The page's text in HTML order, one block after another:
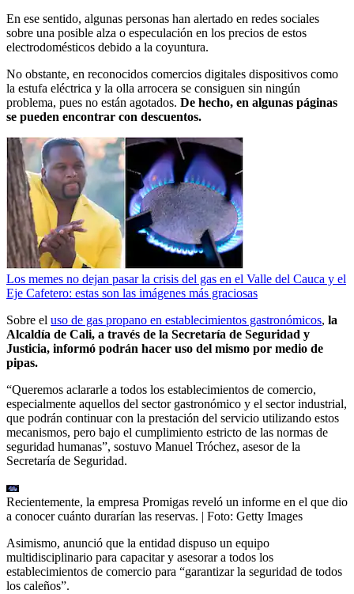
En ese sentido, algunas personas han alertado en redes sociales
sobre una posible alza o especulación en los precios de estos
electrodomésticos debido a la coyuntura.
No obstante, en reconocidos comercios digitales dispositivos como
la estufa eléctrica y la olla arrocera se consiguen sin ningún
problema, pues no están agotados. De hecho, en algunas páginas
se pueden encontrar con descuentos.
Los memes no dejan pasar la crisis del gas en el Valle del Cauca y el
Eje Cafetero: estas son las imágenes más graciosas
Sobre el uso de gas propano en establecimientos gastronómicos, la
Alcaldía de Cali, a través de la Secretaría de Seguridad y
Justicia, informó podrán hacer uso del mismo por medio de
pipas.
“Queremos aclararle a todos los establecimientos de comercio,
especialmente aquellos del sector gastronómico y el sector industrial,
que podrán continuar con la prestación del servicio utilizando estos
mecanismos, pero bajo el cumplimiento estricto de las normas de
seguridad humanas”, sostuvo Manuel Tróchez, asesor de la
Secretaría de Seguridad.
Recientemente, la empresa Promigas reveló un informe en el que dio
a conocer cuánto durarían las reservas. | Foto: Getty Images
Asimismo, anunció que la entidad dispuso un equipo
multidisciplinario para capacitar y asesorar a todos los
establecimientos de comercio para “garantizar la seguridad de todos
los caleños”.